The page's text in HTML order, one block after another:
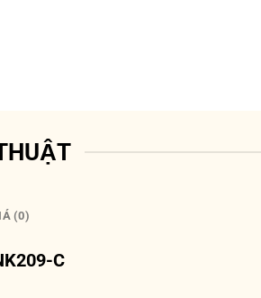
(0)
C